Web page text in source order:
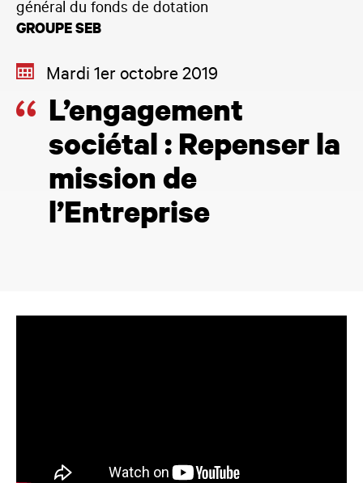
général du fonds de dotation
GROUPE SEB
Mardi 1er octobre 2019
L’engagement
sociétal : Repenser la
mission de
l’Entreprise